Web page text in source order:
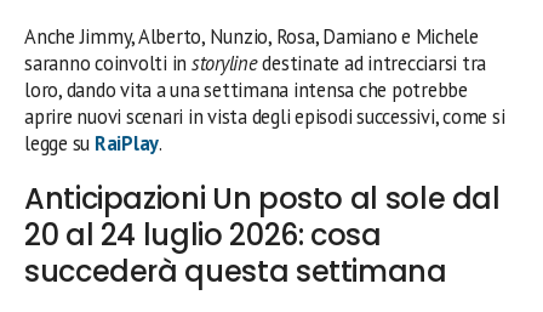
Anche Jimmy, Alberto, Nunzio, Rosa, Damiano e Michele
saranno coinvolti in storylinedestinate ad intrecciarsi tra
loro, dando vita a una settimana intensa che potrebbe
aprire nuovi scenari in vista degli episodi successivi, come si
legge su RaiPlay.
Anticipazioni Un posto al sole dal
20 al 24 luglio 2026: cosa
succederà questa settimana